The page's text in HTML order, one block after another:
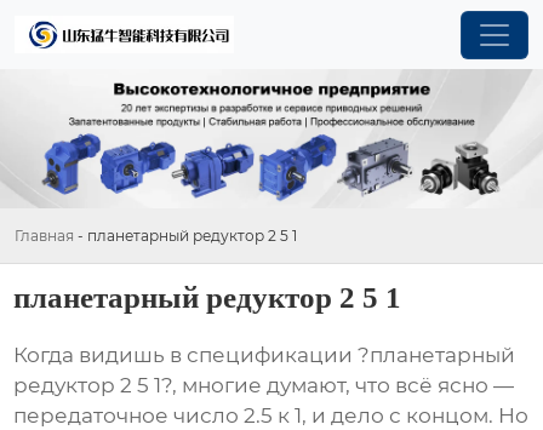
Главная - планетарный редуктор 2 5 1
планетарный редуктор 2 5 1
Когда видишь в спецификации ?планетарный
редуктор 2 5 1?, многие думают, что всё ясно —
передаточное число 2.5 к 1, и дело с концом. Но